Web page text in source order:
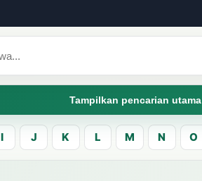
Tampilkan pencarian utama
I J K L M N O